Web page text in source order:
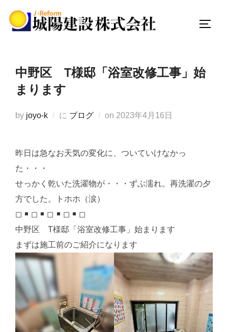
中野区 T様邸「浴室改修工事」始
まります
by joyo-k に ブログ on 投
2023年4月16日
昨日は急なお天気の変化に、ついていけなかっ
た・・・
せっかく乾いた洗濯物が・・・ずぶ濡れ。再洗濯の夕
方でした。トホホ（涙）
◻︎
◻︎ ◻︎ ◻︎
◻︎
中野区 T様邸「浴室改修工事」始まります
まずは施工前のご紹介になります